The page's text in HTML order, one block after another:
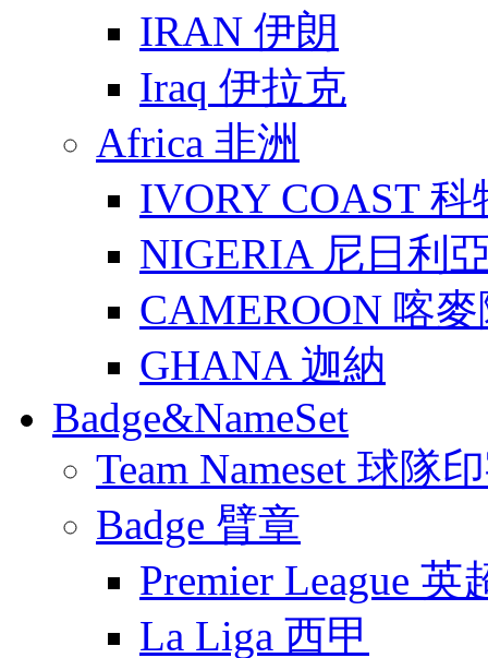
IRAN 伊朗
Iraq 伊拉克
Africa 非洲
IVORY COAST 科
NIGERIA 尼日利
CAMEROON 喀
GHANA 迦納
Badge&NameSet
Team Nameset 球隊
Badge 臂章
Premier League 英
La Liga 西甲